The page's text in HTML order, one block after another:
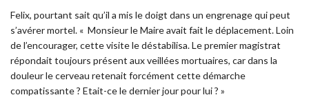
Felix, pourtant sait qu’il a mis le doigt dans un engrenage qui peut
s’avérer mortel. « Monsieur le Maire avait fait le déplacement. Loin
de l’encourager, cette visite le déstabilisa. Le premier magistrat
répondait toujours présent aux veillées mortuaires, car dans la
douleur le cerveau retenait forcément cette démarche
compatissante ? Etait-ce le dernier jour pour lui ? »